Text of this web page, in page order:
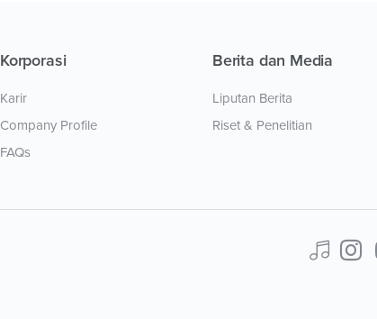
Korporasi
Karir
Company Profile
FAQs
Berita dan Media
Liputan Berita
Riset & Penelitian